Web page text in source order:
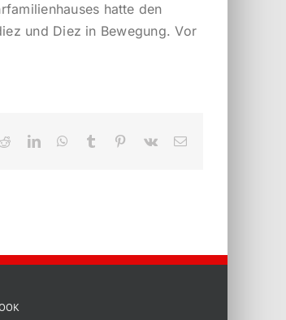
hatte den
und Diez in Bewegung. Vor
RedditLinkedInWhatsApp
Tumblr Pinterest
Vk
E-